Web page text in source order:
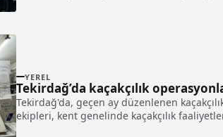
YEREL
Tekirdağ’da kaçakçılık
Tekirdağ'da, geçen ay düzenlenen
ekipleri, kent genelinde kaçakçılık